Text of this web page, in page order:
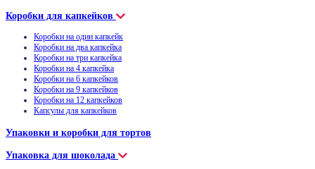
Коробки для капкейков
Коробки на один капкейк
Коробки на два капкейка
Коробки на три капкейка
Коробки на 4 капкейка
Коробки на 6 капкейков
Коробки на 9 капкейков
Коробки на 12 капкейков
Капсулы для капкейков
Упаковки и коробки для тортов
Упаковка для шоколада